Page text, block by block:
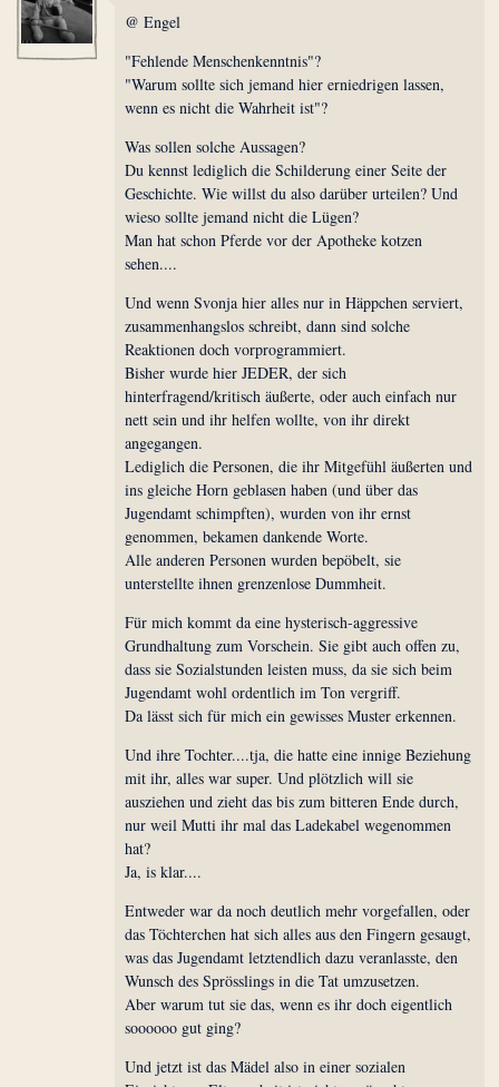
@ Engel
"Fehlende Menschenkenntnis"?
"Warum sollte sich jemand hier erniedrigen lassen,
wenn es nicht die Wahrheit ist"?
Was sollen solche Aussagen?
Du kennst lediglich die Schilderung einer Seite der
Geschichte. Wie willst du also darüber urteilen? Und
wieso sollte jemand nicht die Lügen?
Man hat schon Pferde vor der Apotheke kotzen
sehen....
Und wenn Svonja hier alles nur in Häppchen serviert,
zusammenhangslos schreibt, dann sind solche
Reaktionen doch vorprogrammiert.
Bisher wurde hier JEDER, der sich
hinterfragend/kritisch äußerte, oder auch einfach nur
nett sein und ihr helfen wollte, von ihr direkt
angegangen.
Lediglich die Personen, die ihr Mitgefühl äußerten und
ins gleiche Horn geblasen haben (und über das
Jugendamt schimpften), wurden von ihr ernst
genommen, bekamen dankende Worte.
Alle anderen Personen wurden bepöbelt, sie
unterstellte ihnen grenzenlose Dummheit.
Für mich kommt da eine hysterisch-aggressive
Grundhaltung zum Vorschein. Sie gibt auch offen zu,
dass sie Sozialstunden leisten muss, da sie sich beim
Jugendamt wohl ordentlich im Ton vergriff.
Da lässt sich für mich ein gewisses Muster erkennen.
Und ihre Tochter....tja, die hatte eine innige Beziehung
mit ihr, alles war super. Und plötzlich will sie
ausziehen und zieht das bis zum bitteren Ende durch,
nur weil Mutti ihr mal das Ladekabel wegenommen
hat?
Ja, is klar....
Entweder war da noch deutlich mehr vorgefallen, oder
das Töchterchen hat sich alles aus den Fingern gesaugt,
was das Jugendamt letztendlich dazu veranlasste, den
Wunsch des Sprösslings in die Tat umzusetzen.
Aber warum tut sie das, wenn es ihr doch eigentlich
soooooo gut ging?
Und jetzt ist das Mädel also in einer sozialen